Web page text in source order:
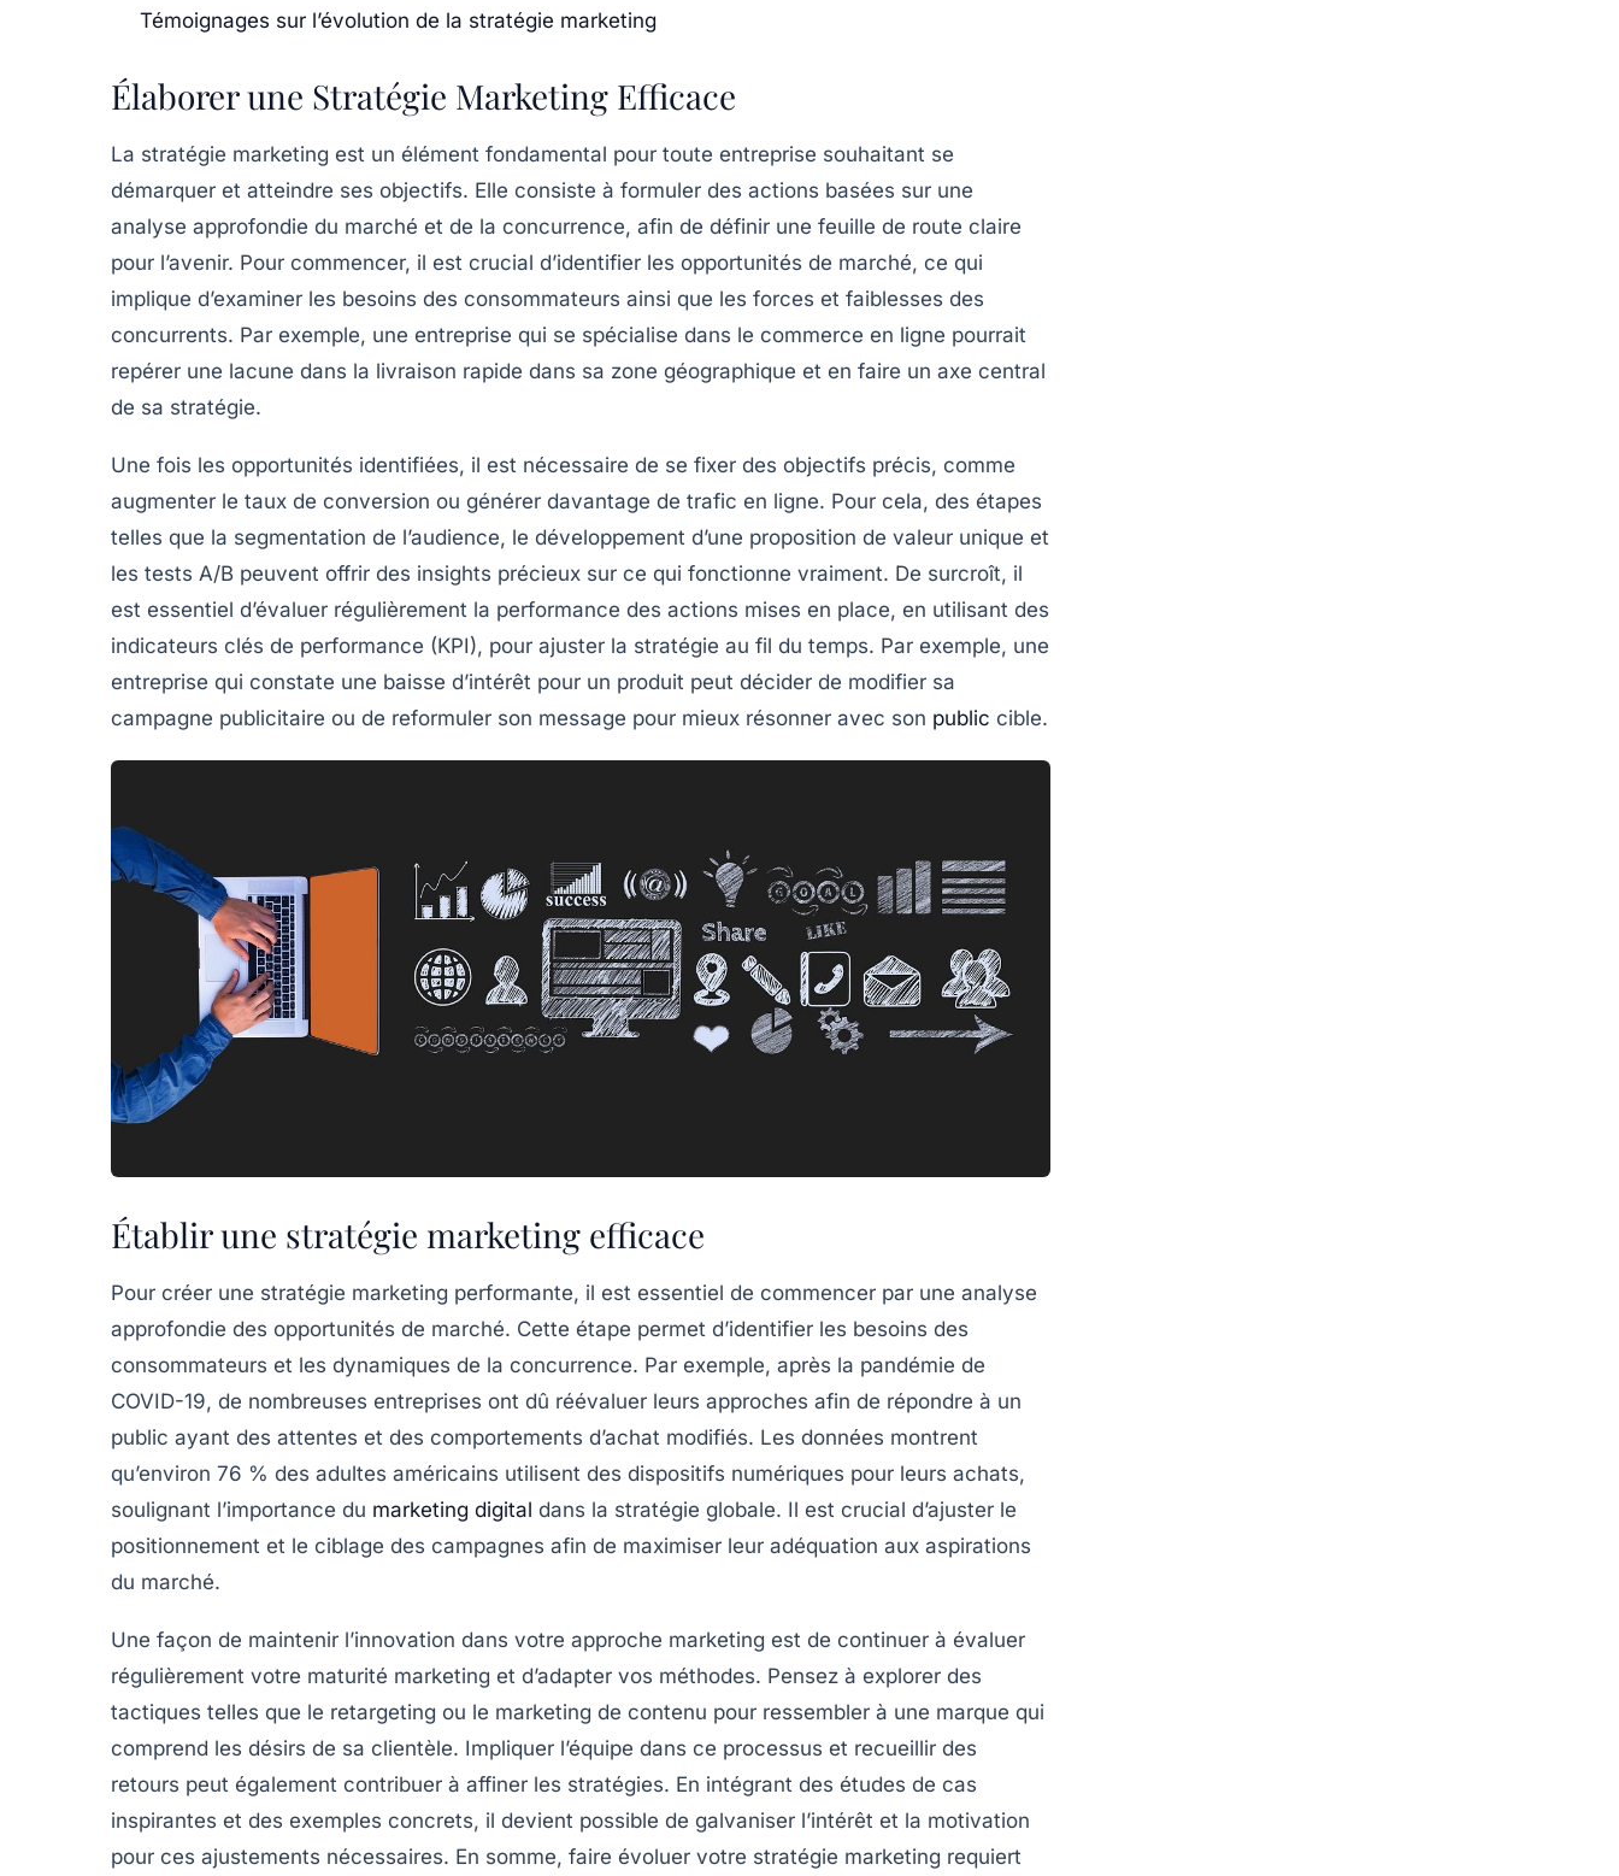
Témoignages sur l’évolution de la stratégie marketing
Élaborer une Stratégie Marketing Efficace
La stratégie marketing est un élément fondamental pour toute entreprise souhaitant se
démarquer et atteindre ses objectifs. Elle consiste à formuler des actions basées sur une
analyse approfondie du marché et de la concurrence, afin de définir une feuille de route claire
pour l’avenir. Pour commencer, il est crucial d’identifier les opportunités de marché, ce qui
implique d’examiner les besoins des consommateurs ainsi que les forces et faiblesses des
concurrents. Par exemple, une entreprise qui se spécialise dans le commerce en ligne pourrait
repérer une lacune dans la livraison rapide dans sa zone géographique et en faire un axe central
de sa stratégie.
Une fois les opportunités identifiées, il est nécessaire de se fixer des objectifs précis, comme
augmenter le taux de conversion ou générer davantage de trafic en ligne. Pour cela, des étapes
telles que la segmentation de l’audience, le développement d’une proposition de valeur unique et
les tests A/B peuvent offrir des insights précieux sur ce qui fonctionne vraiment. De surcroît, il
est essentiel d’évaluer régulièrement la performance des actions mises en place, en utilisant des
indicateurs clés de performance (KPI), pour ajuster la stratégie au fil du temps. Par exemple, une
entreprise qui constate une baisse d’intérêt pour un produit peut décider de modifier sa
campagne publicitaire ou de reformuler son message pour mieux résonner avec son public cible.
Établir une stratégie marketing efficace
Pour créer une stratégie marketing performante, il est essentiel de commencer par une analyse
approfondie des opportunités de marché. Cette étape permet d’identifier les besoins des
consommateurs et les dynamiques de la concurrence. Par exemple, après la pandémie de
COVID-19, de nombreuses entreprises ont dû réévaluer leurs approches afin de répondre à un
public ayant des attentes et des comportements d’achat modifiés. Les données montrent
qu’environ 76 % des adultes américains utilisent des dispositifs numériques pour leurs achats,
soulignant l’importance du marketing digital dans la stratégie globale. Il est crucial d’ajuster le
positionnement et le ciblage des campagnes afin de maximiser leur adéquation aux aspirations
du marché.
Une façon de maintenir l’innovation dans votre approche marketing est de continuer à évaluer
régulièrement votre maturité marketing et d’adapter vos méthodes. Pensez à explorer des
tactiques telles que le retargeting ou le marketing de contenu pour ressembler à une marque qui
comprend les désirs de sa clientèle. Impliquer l’équipe dans ce processus et recueillir des
retours peut également contribuer à affiner les stratégies. En intégrant des études de cas
inspirantes et des exemples concrets, il devient possible de galvaniser l’intérêt et la motivation
pour ces ajustements nécessaires. En somme, faire évoluer votre stratégie marketing requiert